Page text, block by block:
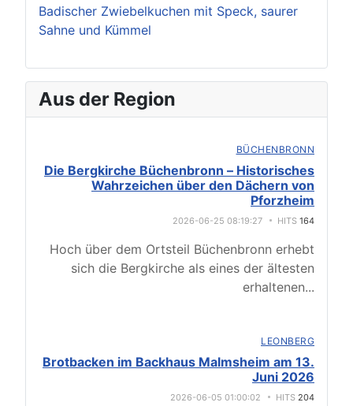
Badischer Zwiebelkuchen mit Speck, saurer
Sahne und Kümmel
Aus der Region
BÜCHENBRONN
Die Bergkirche Büchenbronn – Historisches
Wahrzeichen über den Dächern von
Pforzheim
2026-06-25 08:19:27 HITS 164
Hoch über dem Ortsteil Büchenbronn erhebt
sich die Bergkirche als eines der ältesten
erhaltenen...
LEONBERG
Brotbacken im Backhaus Malmsheim am 13.
Juni 2026
2026-06-05 01:00:02 HITS 204